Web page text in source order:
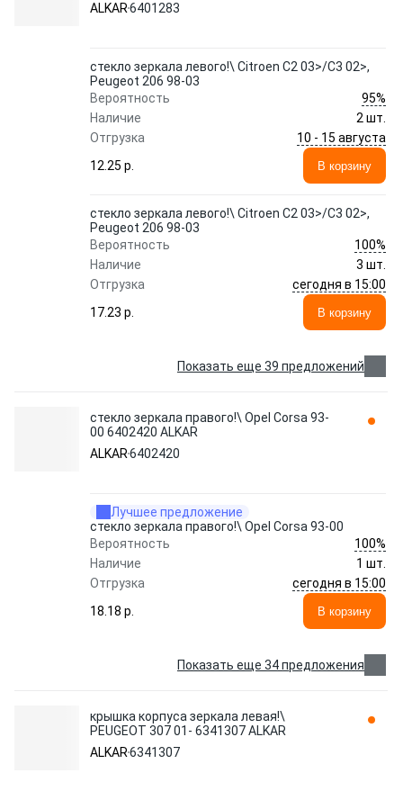
ALKAR6401283
стекло зеркала левого!\ Citroen C2 03>/C3 02>,
Peugeot 206 98-03
Вероятность
95%
Наличие
2 шт.
Отгрузка
10 - 15 августа
12.25 p.
В корзину
стекло зеркала левого!\ Citroen C2 03>/C3 02>,
Peugeot 206 98-03
Вероятность
100%
Наличие
3 шт.
Отгрузка
сегодня в 15:00
17.23 p.
В корзину
Показать еще 39 предложений
стекло зеркала правого!\ Opel Corsa 93-
00 6402420 ALKAR
ALKAR6402420
Лучшее предложение
стекло зеркала правого!\ Opel Corsa 93-00
Вероятность
100%
Наличие
1 шт.
Отгрузка
сегодня в 15:00
18.18 p.
В корзину
Показать еще 34 предложения
крышка корпуса зеркала левая!\
PEUGEOT 307 01- 6341307 ALKAR
ALKAR6341307